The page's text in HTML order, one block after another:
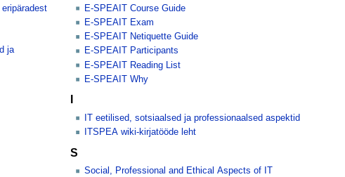
ja
E-SPEAIT Course Guide
E-SPEAIT Exam
E-SPEAIT Netiquette Guide
E-SPEAIT Participants
E-SPEAIT Reading List
E-SPEAIT Why
I
IT eetilised, sotsiaalsed ja professionaalsed aspektid
ITSPEA wiki-kirjatööde leht
S
Social, Professional and Ethical Aspects of IT